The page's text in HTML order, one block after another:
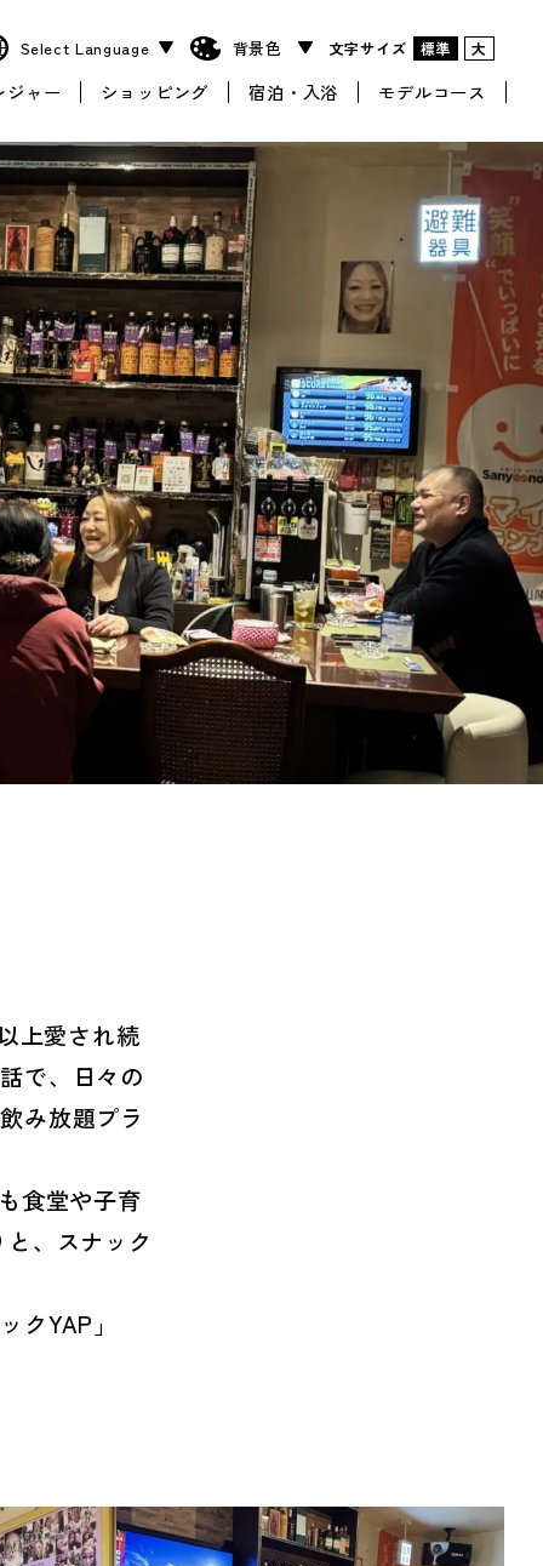
文字サイズ 標準 大
ジャー ショッピング 宿泊・入浴 モデルコース
上愛され続
で、日々の
み放題プラ
食堂や子育
、スナック
クYAP」